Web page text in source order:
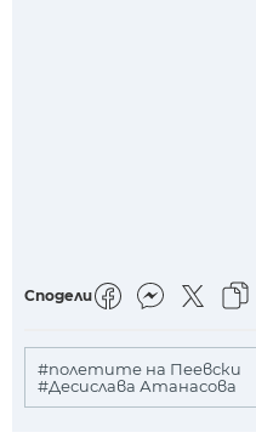
Сподели
#полетите на Пеевски
#Десислава Атанасова